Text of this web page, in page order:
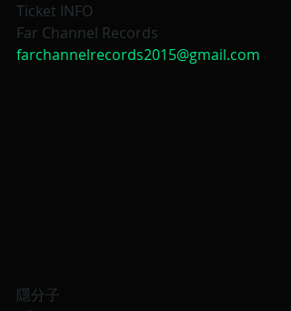
Ticket INFO
Far Channel Records
farchannelrecords2015@gmail.com
隱分子